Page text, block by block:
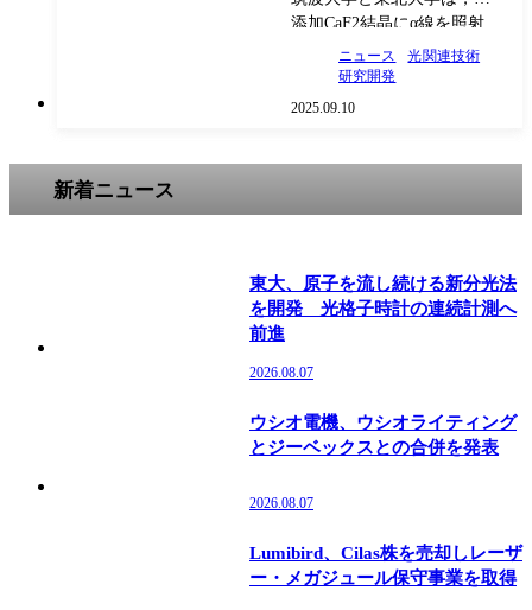
添加CaF2結晶にα線を照射
すると，X線を照射したと
きよりも長い波長の光が多
く発生することを世界で初
ニュース
光関連技術
研究開発
2025.09.10
新着ニュース
東大、原子を流し続ける新分光法
を開発 光格子時計の連続計測へ
前進
2026.08.07
ウシオ電機、ウシオライティング
とジーベックスとの合併を発表
2026.08.07
Lumibird、Cilas株を売却しレーザ
ー・メガジュール保守事業を取得